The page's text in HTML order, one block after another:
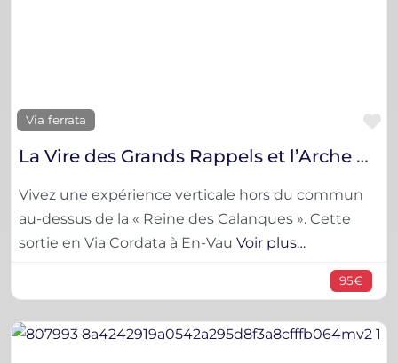
Via ferrata
La Vire des Grands Rappels et l’Arche de Castelvieil
Vivez une expérience verticale hors du commun
au-dessus de la « Reine des Calanques ». Cette
sortie en Via Cordata à En-Vau Voir plus…
95€